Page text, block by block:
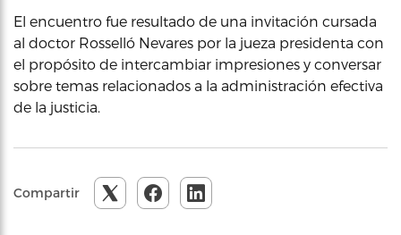
El encuentro fue resultado de una invitación cursada
al doctor Rosselló Nevares por la jueza presidenta con
el propósito de intercambiar impresiones y conversar
sobre temas relacionados a la administración efectiva
de la justicia.
Compartir